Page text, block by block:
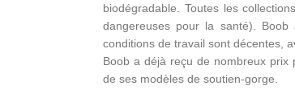
biodégradable. Toutes les
dangereuses pour la santé).
conditions de travail sont décentes,
Boob a déjà reçu de nombreux prix
de ses modèles de soutien-gorge.